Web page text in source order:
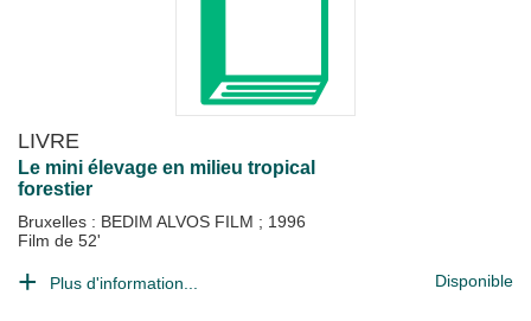
LIVRE
Le mini élevage en milieu tropical
forestier
Bruxelles : BEDIM ALVOS FILM ; 1996
Film de 52'
Plus d'information... Disponible